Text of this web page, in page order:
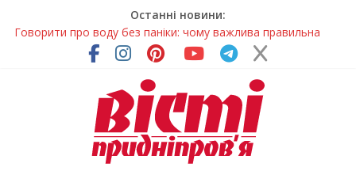
Останні новини:
Говорити про воду без паніки: чому важлива правильна
Лікар – на екрані: Як працюють телемедичні центри на
У Дніпрі триває масштабна підготовка до опалювального
Пошуки тривають: на Дніпропетровщині досліджують місце
розташування легендарного монастиря (Фото)